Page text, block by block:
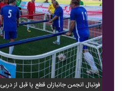
فوتبال انجمن جانبازان قطع پا قبل از دربی ۸۸